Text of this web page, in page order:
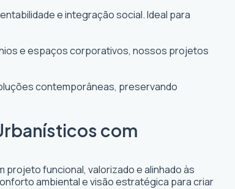
e integração social. Ideal para
e espaços corporativos, nossos projetos
contemporâneas, preservando
com
projeto funcional, valorizado e alinhado às
ambiental e visão estratégica para criar